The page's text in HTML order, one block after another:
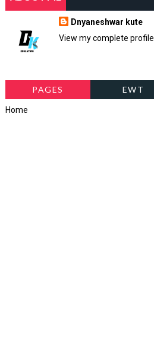
Dnyaneshwar kute
View my complete profile
PAGES EWT
Home